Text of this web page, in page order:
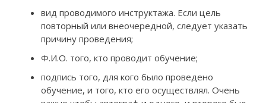
вид проводимого инструктажа. Если цель
повторный или внеочередной, следует указать
причину проведения;
Ф.И.О. того, кто проводит обучение;
подпись того, для кого было проведено
обучение, и того, кто его осуществлял. Очень